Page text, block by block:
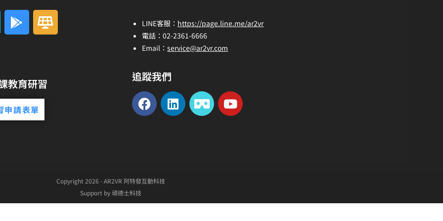
教育研習
申請表單
LINE客服： https://page.line.me/ar2vr
電話：02-2361-6666
Email：service@ar2vr.com
追蹤我們
Copyright 2026 - AR2VR 阿特發互動科技
Support by 頑德士科技